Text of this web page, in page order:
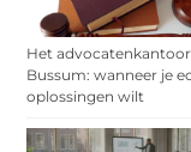
Het
Bussum: wanneer je
oplossingen wilt